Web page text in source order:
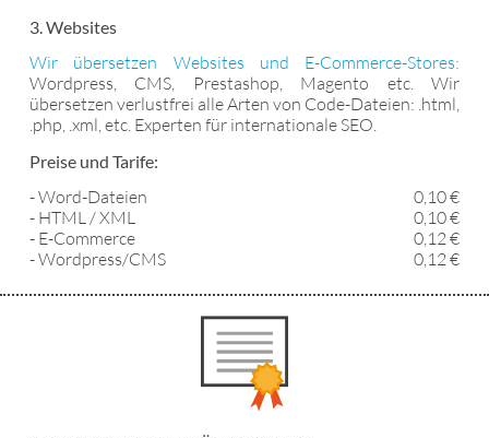
3. Websites
Wir übersetzen Websites und E-Commerce-Stores:
Wordpress, CMS, Prestashop, Magento etc. Wir
übersetzen verlustfrei alle Arten von Code-Dateien: .html,
.php, .xml, etc. Experten für internationale SEO.
Preise und Tarife:
- Word-Dateien
0,10 €
- HTML / XML
0,10 €
- E-Commerce
0,12 €
- Wordpress/CMS
0,12 €